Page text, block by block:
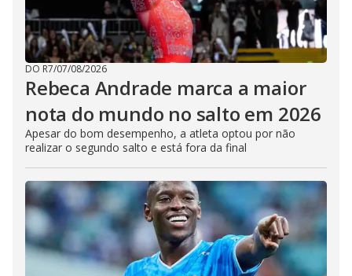
DO R7/07/08/2026
Rebeca Andrade marca a maior
nota do mundo no salto em 2026
Apesar do bom desempenho, a atleta optou por não
realizar o segundo salto e está fora da final